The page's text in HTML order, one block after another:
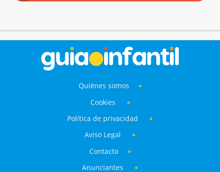
Quiénes somos
Cookies
Política de privacidad
Aviso Legal
Contacto
Anunciantes